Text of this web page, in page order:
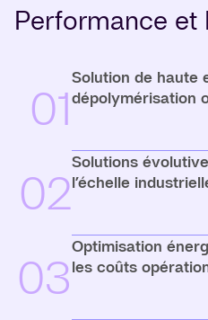
Performance et
01
Solution de haute
dépolymérisation
02
Solutions
l’échelle
03
Optimisation
les coûts